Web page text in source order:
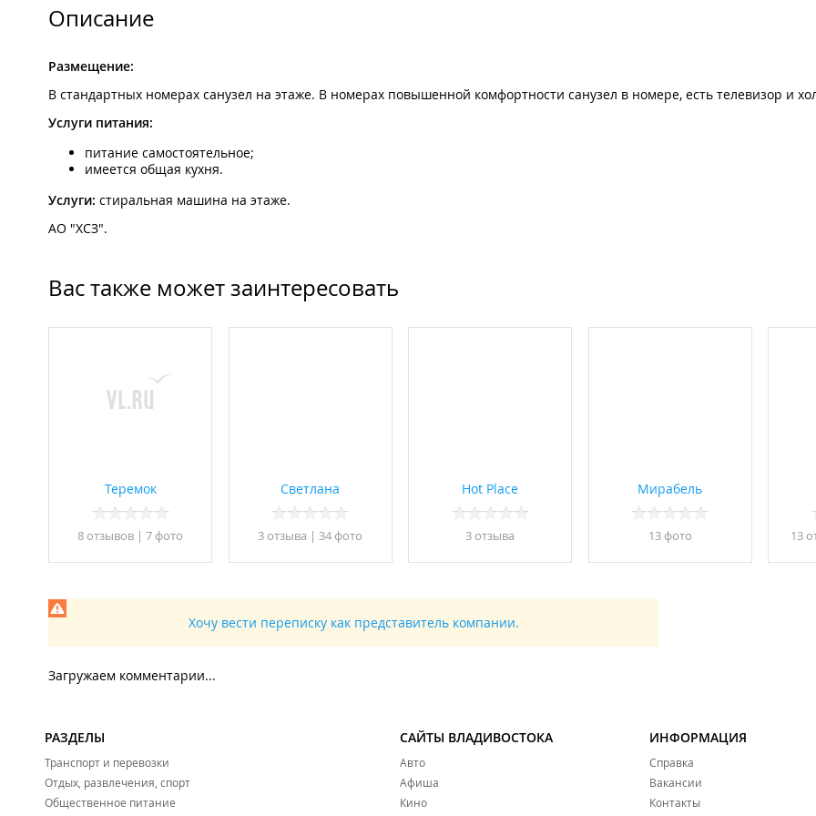
Описание
Размещение:
В стандартных номерах санузел на этаже. В номерах повышенной комфортности санузел в номере, есть телевизор и
Услуги питания:
питание самостоятельное;
имеется общая кухня.
Услуги: стиральная машина на этаже.
АО "ХСЗ".
Вас также может заинтересовать
Теремок
8 отзывов | 7 фото
Светлана
3 отзывa | 34 фото
Hot Place
3 отзывa
Мирабель
13 фото 13
Хочу вести переписку как представитель компании.
Загружаем комментарии...
РАЗДЕЛЫ
Транспорт и перевозки
Отдых, развлечения, спорт
Общественное питание
САЙТЫ ВЛАДИВОСТОКА
Авто
Афиша
Кино
ИНФОРМАЦИЯ
Справка
Вакансии
Контакты